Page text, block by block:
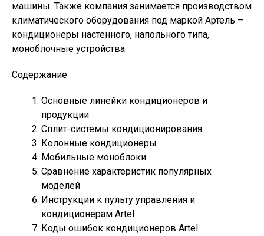
машины. Также компания занимается производством
климатического оборудования под маркой Артель –
кондиционеры настенного, напольного типа,
моноблочные устройства.
Содержание
Основные линейки кондиционеров и
продукции
Сплит-системы кондиционирования
Колонные кондиционеры
Мобильные моноблоки
Сравнение характеристик популярных
моделей
Инструкции к пульту управления и
кондиционерам Artel
Коды ошибок кондиционеров Artel